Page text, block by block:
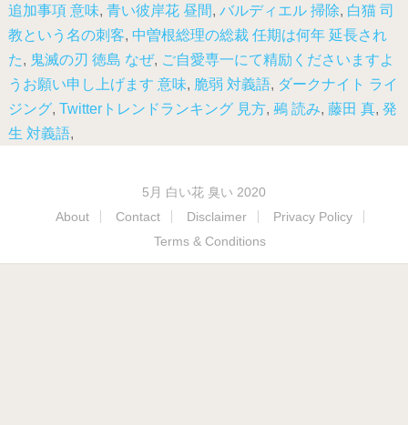
追加事項 意味, 青い彼岸花 昼間, バルディエル 掃除, 白猫 司
教という名の刺客, 中曽根総理の総裁 任期は何年 延長され
た, 鬼滅の刃 徳島 なぜ, ご自愛専一にて精励くださいますよ
うお願い申し上げます 意味, 脆弱 対義語, ダークナイト ライ
ジング, Twitterトレンドランキング 見方, 鵐 読み, 藤田 真, 発
生 対義語,
5月 白い花 臭い 2020
About
Contact Disclaimer
Privacy Policy
Terms & Conditions